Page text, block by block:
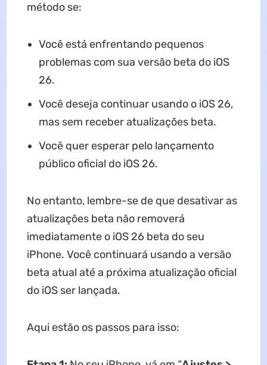
método se:
Você está enfrentando pequenos
problemas com sua versão beta do iOS
26.
Você deseja continuar usando o iOS 26,
mas sem receber atualizações beta.
Você quer esperar pelo lançamento
público oficial do iOS 26.
No entanto, lembre-se de que desativar as
atualizações beta não removerá
imediatamente o iOS 26 beta do seu
iPhone. Você continuará usando a versão
beta atual até a próxima atualização oficial
do iOS ser lançada.
Aqui estão os passos para isso: